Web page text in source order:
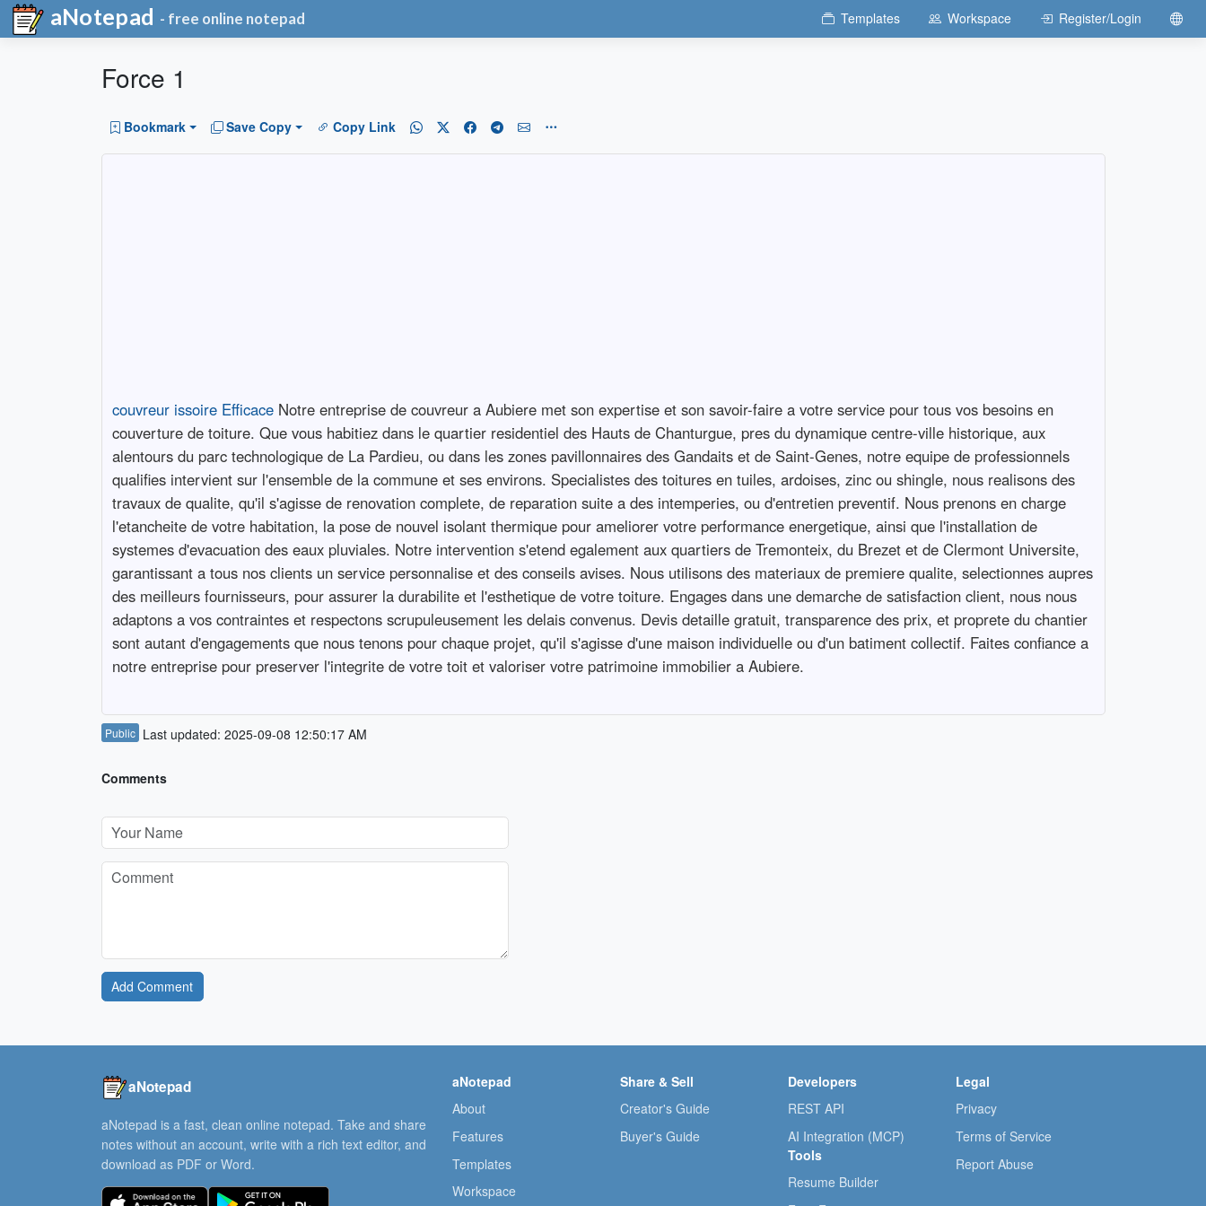
aNotepad - free online notepad Templates Workspace Register/Login
Force 1
Bookmark Save Copy Copy Link
couvreur issoire EfficaceNotre entreprise de couvreur a Aubiere met son expertise et son savoir-faire a votre service pour tous vos besoins en
couverture de toiture. Que vous habitiez dans le quartier residentiel des Hauts de Chanturgue, pres du dynamique centre-ville historique, aux
alentours du parc technologique de La Pardieu, ou dans les zones pavillonnaires des Gandaits et de Saint-Genes, notre equipe de professionnels
qualifies intervient sur l'ensemble de la commune et ses environs. Specialistes des toitures en tuiles, ardoises, zinc ou shingle, nous realisons des
travaux de qualite, qu'il s'agisse de renovation complete, de reparation suite a des intemperies, ou d'entretien preventif. Nous prenons en charge
l'etancheite de votre habitation, la pose de nouvel isolant thermique pour ameliorer votre performance energetique, ainsi que l'installation de
systemes d'evacuation des eaux pluviales. Notre intervention s'etend egalement aux quartiers de Tremonteix, du Brezet et de Clermont Universite,
garantissant a tous nos clients un service personnalise et des conseils avises. Nous utilisons des materiaux de premiere qualite, selectionnes aupres
des meilleurs fournisseurs, pour assurer la durabilite et l'esthetique de votre toiture. Engages dans une demarche de satisfaction client, nous nous
adaptons a vos contraintes et respectons scrupuleusement les delais convenus. Devis detaille gratuit, transparence des prix, et proprete du chantier
sont autant d'engagements que nous tenons pour chaque projet, qu'il s'agisse d'une maison individuelle ou d'un batiment collectif. Faites confiance a
notre entreprise pour preserver l'integrite de votre toit et valoriser votre patrimoine immobilier a Aubiere.
Public Last updated: 2025-09-08 12:50:17 AM
Comments
Add Comment
aNotepad
aNotepad is a fast, clean online notepad. Take and share
notes without an account, write with a rich text editor, and
download as PDF or Word.
aNotepad
About
Features
Templates
Workspace
Share & Sell
Creator's Guide
Buyer's Guide
Developers
REST API
AI Integration (MCP)
Tools
Resume Builder
Legal
Privacy
Terms of Service
Report Abuse